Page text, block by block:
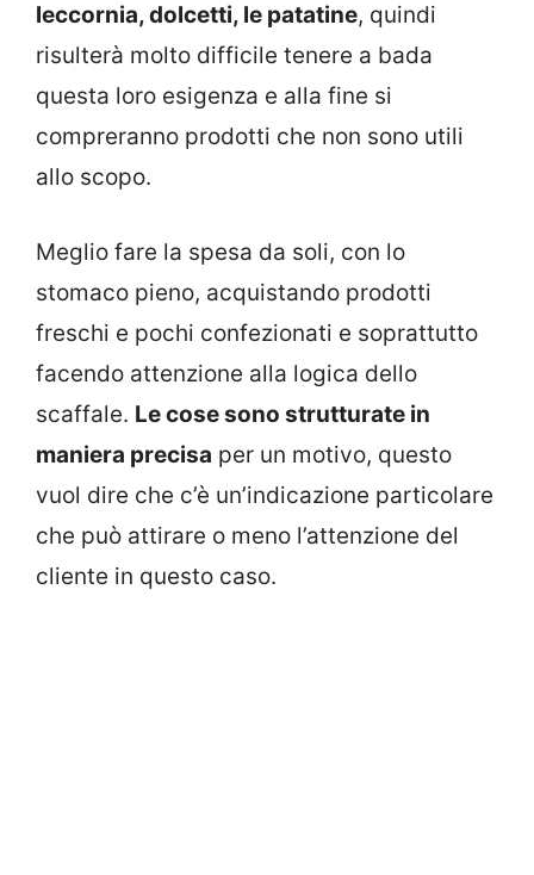
leccornia, dolcetti, le patatine, quindi
risulterà molto difficile tenere a bada
questa loro esigenza e alla fine si
compreranno prodotti che non sono utili
allo scopo.
Meglio fare la spesa da soli, con lo
stomaco pieno, acquistando prodotti
freschi e pochi confezionati e soprattutto
facendo attenzione alla logica dello
scaffale. Le cose sono strutturate in
maniera precisa per un motivo, questo
vuol dire che c’è un’indicazione particolare
che può attirare o meno l’attenzione del
cliente in questo caso.